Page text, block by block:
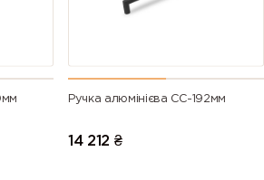
Ручка алюмінієва СС-192мм
14 212 ₴